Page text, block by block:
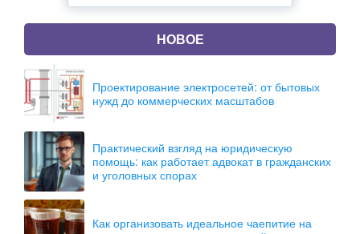
НОВОЕ
Проектирование электросетей: от бытовых
нужд до коммерческих масштабов
Практический взгляд на юридическую
помощь: как работает адвокат в гражданских
и уголовных спорах
Как организовать идеальное чаепитие на